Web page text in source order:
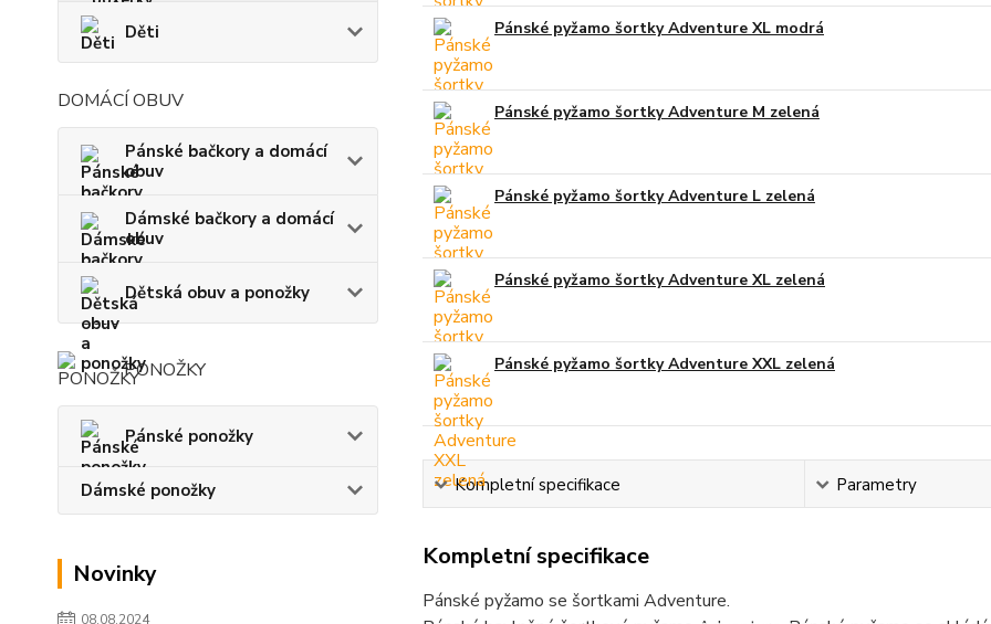
Děti
DOMÁCÍ OBUV
Pánské bačkory a domácí
obuv
Dámské bačkory a domácí
obuv
Dětská obuv a ponožky
PONOŽKY
Pánské ponožky
Dámské ponožky
Novinky
08.08.2024
Pánské pyžamo šortky Adventure XL modrá
Pánské pyžamo šortky Adventure M zelená
Pánské pyžamo šortky Adventure L zelená
Pánské pyžamo šortky Adventure XL zelená
Pánské pyžamo šortky Adventure XXL zelená
Kompletní specifikace Parametry
Kompletní specifikace
Pánské pyžamo se šortkami Adventure.